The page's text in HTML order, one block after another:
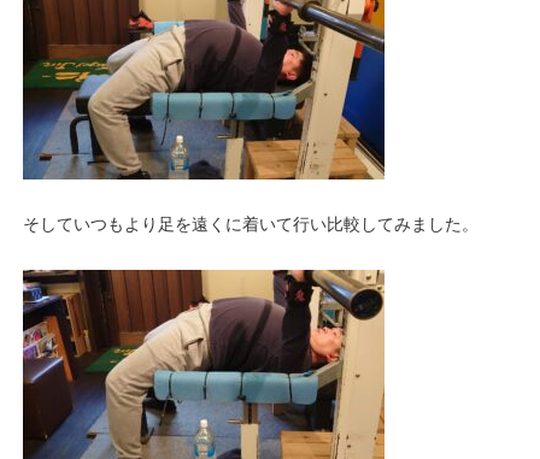
そしていつもより足を遠くに着いて行い比較してみました。